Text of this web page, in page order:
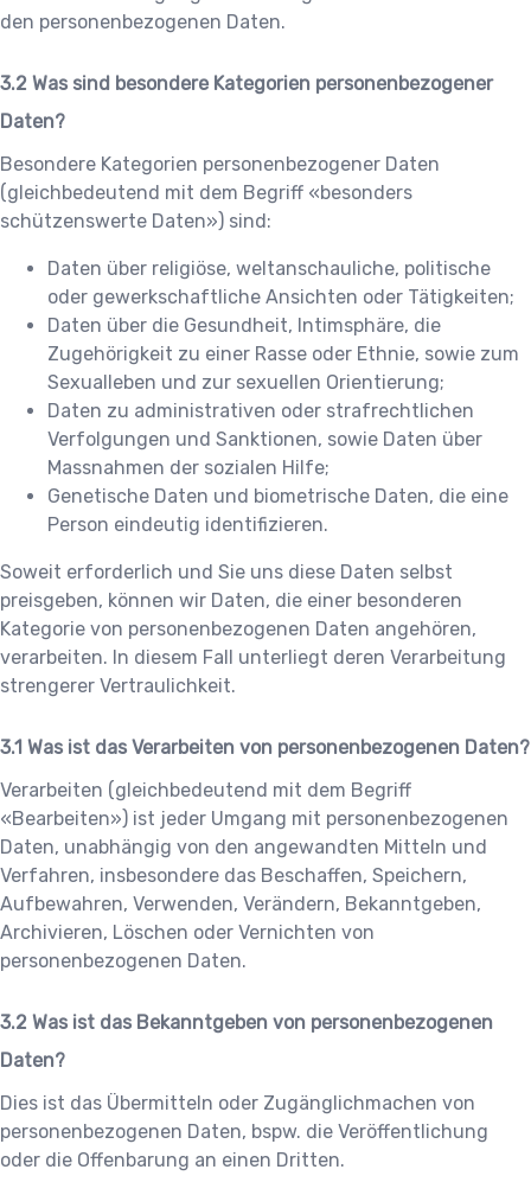
den personenbezogenen Daten.
Was sind besondere Kategorien personenbezogener
Daten?
Besondere Kategorien personenbezogener Daten
(gleichbedeutend mit dem Begriff «besonders
schützenswerte Daten») sind:
Daten über religiöse, weltanschauliche, politische
oder gewerkschaftliche Ansichten oder Tätigkeiten;
Daten über die Gesundheit, Intimsphäre, die
Zugehörigkeit zu einer Rasse oder Ethnie, sowie zum
Sexualleben und zur sexuellen Orientierung;
Daten zu administrativen oder strafrechtlichen
Verfolgungen und Sanktionen, sowie Daten über
Massnahmen der sozialen Hilfe;
Genetische Daten und biometrische Daten, die eine
Person eindeutig identifizieren.
Soweit erforderlich und Sie uns diese Daten selbst
preisgeben, können wir Daten, die einer besonderen
Kategorie von personenbezogenen Daten angehören,
verarbeiten. In diesem Fall unterliegt deren Verarbeitung
strengerer Vertraulichkeit.
Was ist das Verarbeiten von personenbezogenen Daten?
Verarbeiten (gleichbedeutend mit dem Begriff
«Bearbeiten») ist jeder Umgang mit personenbezogenen
Daten, unabhängig von den angewandten Mitteln und
Verfahren, insbesondere das Beschaffen, Speichern,
Aufbewahren, Verwenden, Verändern, Bekanntgeben,
Archivieren, Löschen oder Vernichten von
personenbezogenen Daten.
Was ist das Bekanntgeben von personenbezogenen
Daten?
Dies ist das Übermitteln oder Zugänglichmachen von
personenbezogenen Daten, bspw. die Veröffentlichung
oder die Offenbarung an einen Dritten.